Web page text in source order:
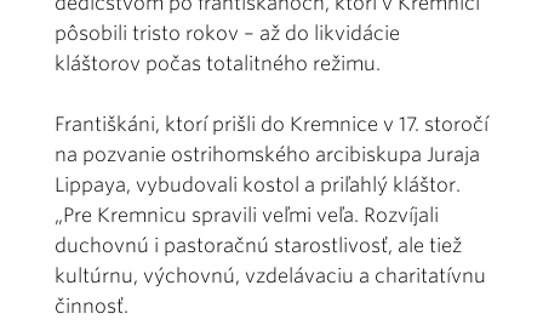
pôsobili tristo rokov – až do likvidácie
kláštorov počas totalitného režimu.
Františkáni, ktorí prišli do Kremnice v 17. storočí
na pozvanie ostrihomského arcibiskupa Juraja
Lippaya, vybudovali kostol a priľahlý kláštor.
„Pre Kremnicu spravili veľmi veľa. Rozvíjali
duchovnú i pastoračnú starostlivosť, ale tiež
kultúrnu, výchovnú, vzdelávaciu a charitatívnu
činnosť.